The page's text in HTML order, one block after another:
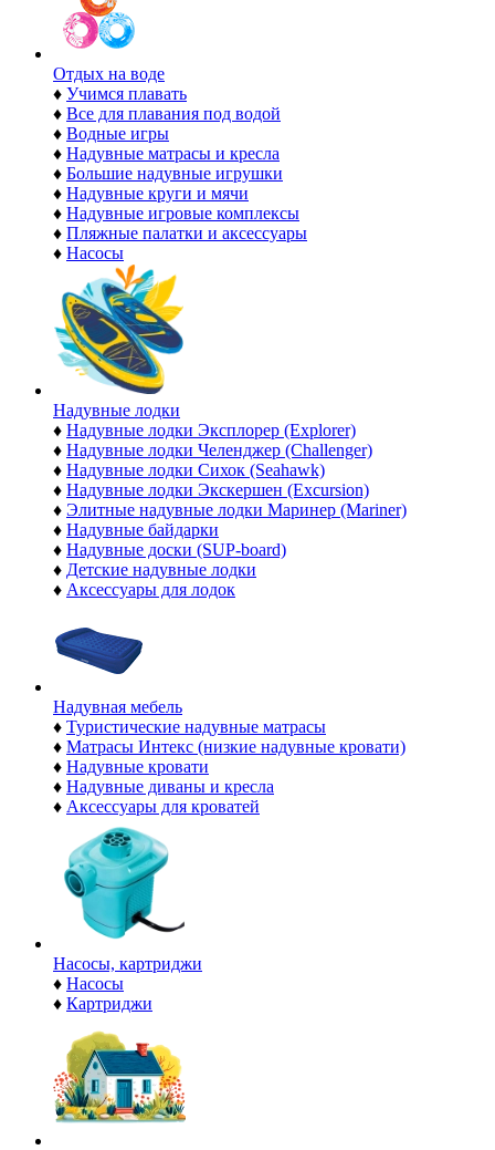
Отдых на воде
♦ Учимся плавать
♦ Все для плавания под водой
♦ Водные игры
♦ Надувные матрасы и кресла
♦ Большие надувные игрушки
♦ Надувные круги и мячи
♦ Надувные игровые комплексы
♦ Пляжные палатки и аксессуары
♦ Насосы
Надувные лодки
♦ Надувные лодки Эксплорер (Explorer)
♦ Надувные лодки Челенджер (Challenger)
♦ Надувные лодки Сихок (Seahawk)
♦ Надувные лодки Экскершен (Excursion)
♦ Элитные надувные лодки Маринер (Mariner)
♦ Надувные байдарки
♦ Надувные доски (SUP-board)
♦ Детские надувные лодки
♦ Аксессуары для лодок
Надувная мебель
♦ Туристические надувные матрасы
♦ Матрасы Интекс (низкие надувные кровати)
♦ Надувные кровати
♦ Надувные диваны и кресла
♦ Аксессуары для кроватей
Насосы, картриджи
♦ Насосы
♦ Картриджи